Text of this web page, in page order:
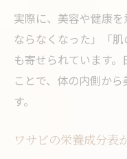
実際に、美容や健康
ならなくなった」「
も寄せられています
ことで、体の内側か
す。
ワサビの栄養成分表